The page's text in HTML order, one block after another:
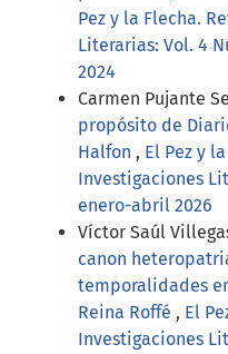
Pez y la Flecha.
Literarias: Vol. 4
2024
Carmen Pujante
propósito de
Halfon , El Pez y
Investigaciones
enero-abril 2026
Víctor Saúl
canon
temporalidades
Reina Roffé , El
Investigaciones